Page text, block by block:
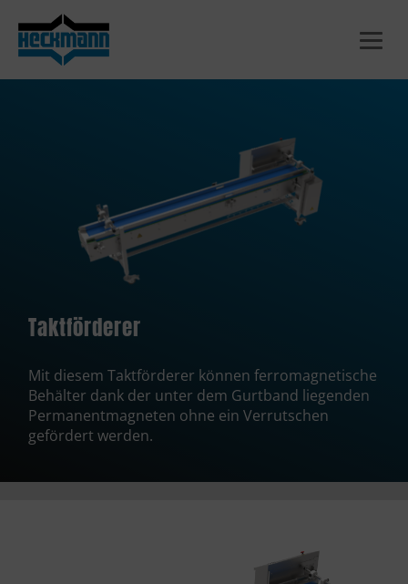
Inhalt
springen
Taktförderer
Mit diesem Taktförderer können ferromagnetische
Behälter dank der unter dem Gurtband liegenden
Permanentmagneten ohne ein Verrutschen
gefördert werden.